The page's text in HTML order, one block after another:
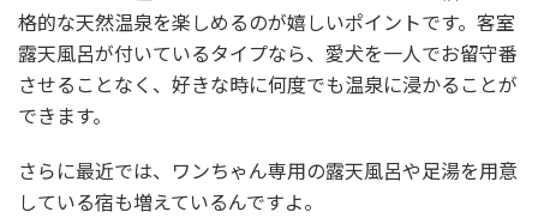
格的な天然温泉を楽しめるのが嬉しいポイントです。客室
露天風呂が付いているタイプなら、愛犬を一人でお留守番
させることなく、好きな時に何度でも温泉に浸かることが
できます。
さらに最近では、ワンちゃん専用の露天風呂や足湯を用意
している宿も増えているんですよ。